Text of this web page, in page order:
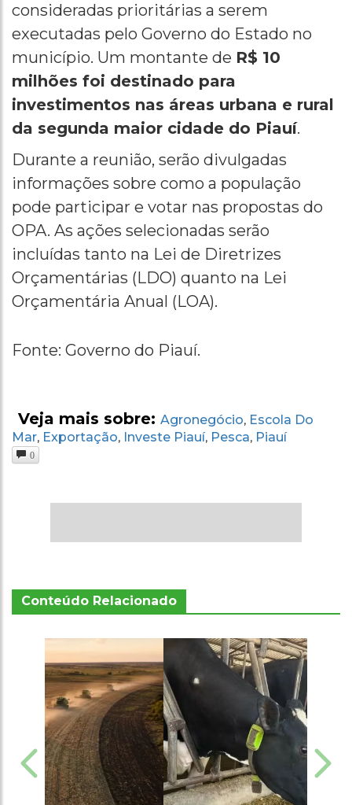
consideradas prioritárias a serem
executadas pelo Governo do Estado no
município. Um montante de R$ 10
milhões foi destinado para
investimentos nas áreas urbana e rural
da segunda maior cidade do Piauí.
Durante a reunião, serão divulgadas
informações sobre como a população
pode participar e votar nas propostas do
OPA. As ações selecionadas serão
incluídas tanto na Lei de Diretrizes
Orçamentárias (LDO) quanto na Lei
Orçamentária Anual (LOA).
Fonte: Governo do Piauí.
Veja mais sobre: Agronegócio, Escola Do
Mar, Exportação, Investe Piauí, Pesca, Piauí
0
Conteúdo Relacionado